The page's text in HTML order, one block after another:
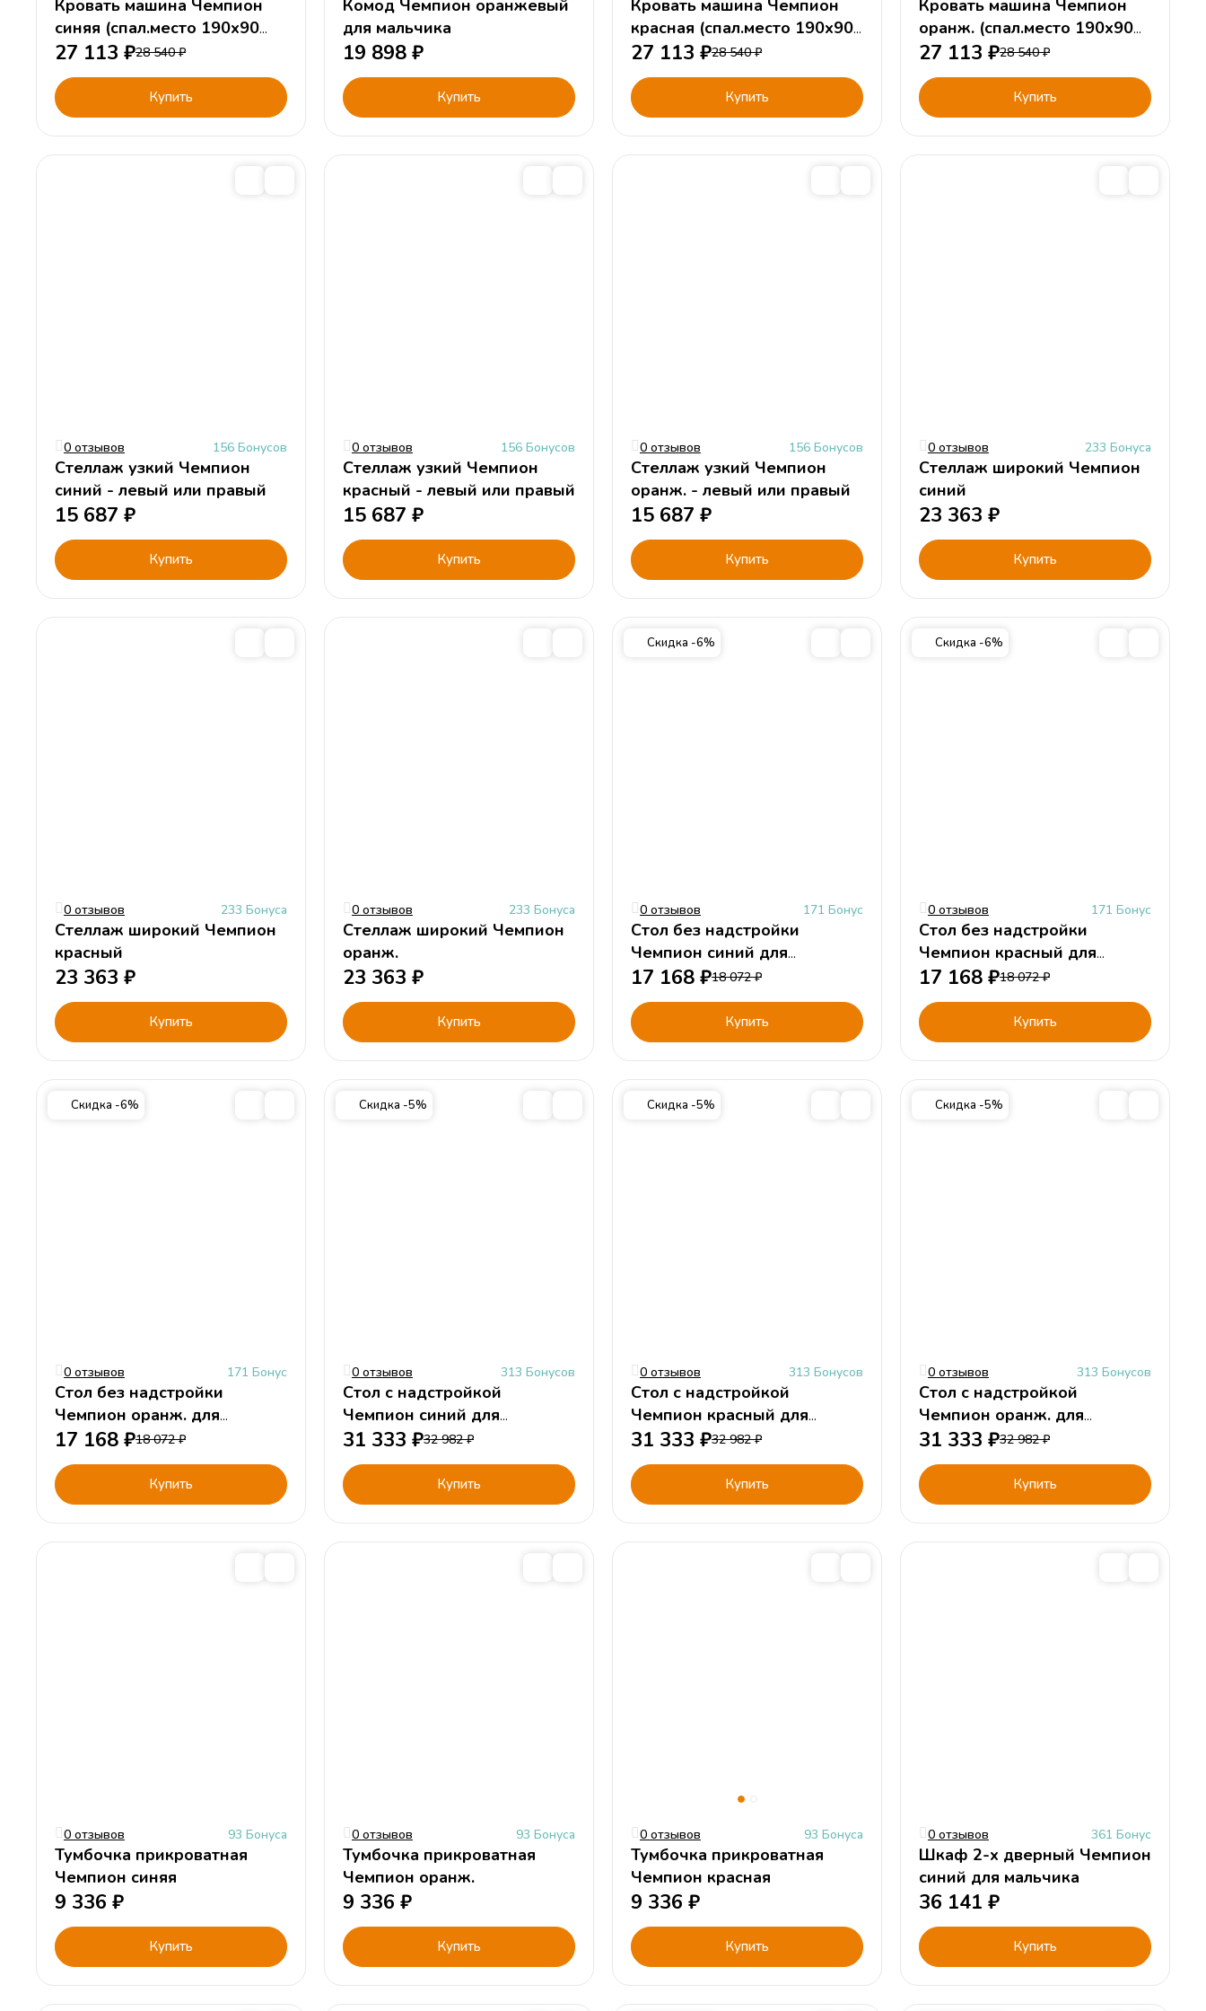
Кровать машина Чемпион
синяя (спал.место 190х90
или 160х90см)
27 113 ₽28 540₽
Купить
Комод Чемпион оранжевый
для мальчика
19 898 ₽
Купить
Кровать машина Чемпион
красная (спал.место 190х90
или 160х90см)
27 113 ₽28 540₽
Купить
Кровать машина Чемпион
оранж. (спал.место 190х90
или 160х90см)
27 113 ₽28 540₽
Купить
0 отзывов 156 Бонусов
Стеллаж узкий Чемпион
синий - левый или правый
15 687 ₽
Купить
0 отзывов 156 Бонусов
Стеллаж узкий Чемпион
красный - левый или правый
15 687 ₽
Купить
0 отзывов 156 Бонусов
Стеллаж узкий Чемпион
оранж. - левый или правый
15 687 ₽
Купить
0 отзывов 233 Бонуса
Стеллаж широкий Чемпион
синий
23 363 ₽
Купить
0 отзывов 233 Бонуса
Стеллаж широкий Чемпион
красный
23 363 ₽
Купить
0 отзывов 233 Бонуса
Стеллаж широкий Чемпион
оранж.
23 363 ₽
Купить
Скидка -6%
0 отзывов 171 Бонус
Стол без надстройки
Чемпион синий для
мальчика
17 168 ₽18 072₽
Купить
Скидка -6%
0 отзывов 171 Бонус
Стол без надстройки
Чемпион красный для
мальчика
17 168 ₽18 072₽
Купить
Скидка -6%
0 отзывов 171 Бонус
Стол без надстройки
Чемпион оранж. для
мальчика
17 168 ₽18 072₽
Купить
Скидка -5%
0 отзывов 313 Бонусов
Стол с надстройкой
Чемпион синий для
мальчика
31 333 ₽32 982₽
Купить
Скидка -5%
0 отзывов 313 Бонусов
Стол с надстройкой
Чемпион красный для
мальчика
31 333 ₽32 982₽
Купить
Скидка -5%
0 отзывов 313 Бонусов
Стол с надстройкой
Чемпион оранж. для
мальчика
31 333 ₽32 982₽
Купить
0 отзывов 93 Бонуса
Тумбочка прикроватная
Чемпион синяя
9 336 ₽
Купить
0 отзывов 93 Бонуса
Тумбочка прикроватная
Чемпион оранж.
9 336 ₽
Купить
0 отзывов 93 Бонуса
Тумбочка прикроватная
Чемпион красная
9 336 ₽
Купить
0 отзывов 361 Бонус
Шкаф 2-х дверный Чемпион
синий для мальчика
36 141 ₽
Купить